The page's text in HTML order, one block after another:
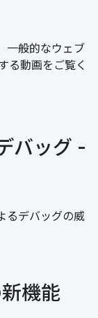
一般的なウェブ
る動画をご覧く
バッグ -
るデバッグの威
機能